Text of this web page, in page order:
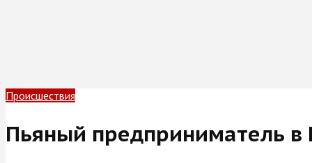
Происшествия
Пьяный предприниматель в